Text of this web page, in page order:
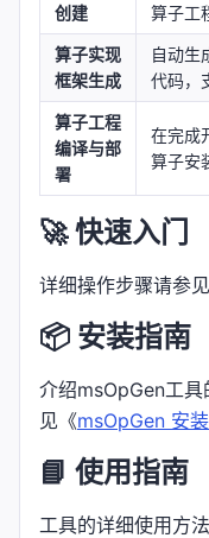
创建
算子工
算子实现
框架生成
自动生
代码，
算子工程
编译与部
署
在完成
算子安
🚀 快速入门
详细操作步骤请参
📦 安装指南
介绍msOpGen工
见《msOpGen 安
📘 使用指南
工具的详细使用方